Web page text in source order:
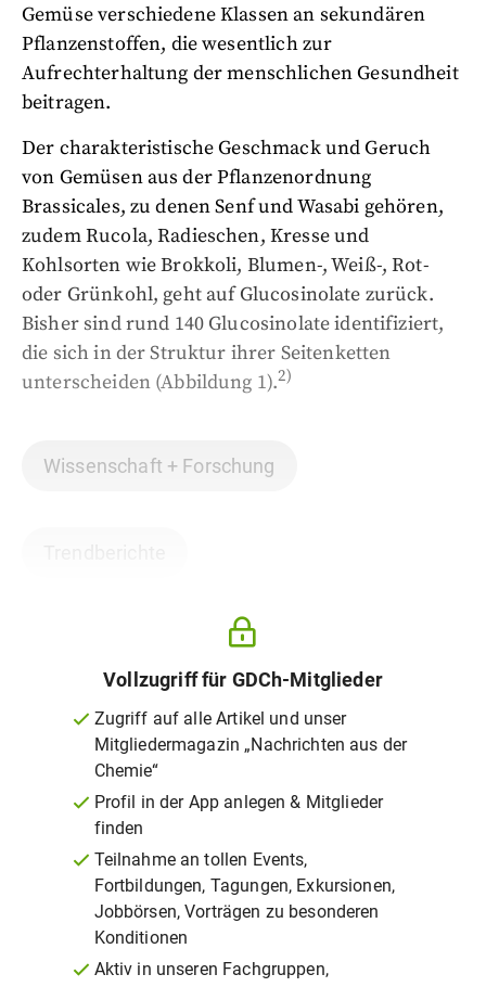
Gemüse verschiedene Klassen an sekundären
Pflanzenstoffen, die wesentlich zur
Aufrechterhaltung der menschlichen Gesundheit
beitragen.
Der charakteristische Geschmack und Geruch
von Gemüsen aus der Pflanzenordnung
Brassicales, zu denen Senf und Wasabi gehören,
zudem Rucola, Radieschen, Kresse und
Kohlsorten wie Brokkoli, Blumen-, Weiß-, Rot-
oder Grünkohl, geht auf Glucosinolate zurück.
Bisher sind rund 140 Glucosinolate identifiziert,
die sich in der Struktur ihrer Seitenketten
unterscheiden (Abbildung 1).2)
Wissenschaft + Forschung
Vollzugriff für GDCh-Mitglieder
Zugriff auf alle Artikel und unser
Mitgliedermagazin „Nachrichten aus der
Chemie“
Profil in der App anlegen & Mitglieder
finden
Teilnahme an tollen Events,
Fortbildungen, Tagungen, Exkursionen,
Jobbörsen, Vorträgen zu besonderen
Konditionen
Aktiv in unseren Fachgruppen,